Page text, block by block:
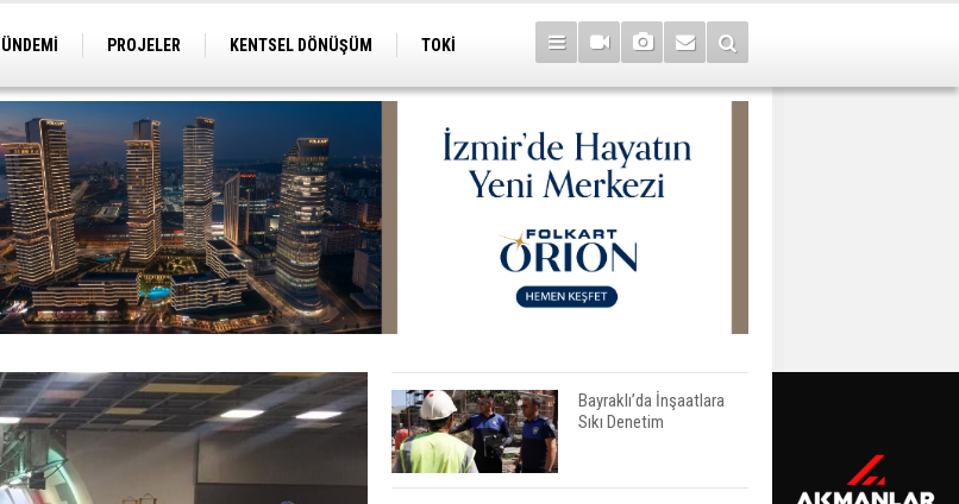
PROJELER KENTSEL DÖNÜŞÜM
TOKİ
Bayraklı’da İnşaatlara
Sıkı Denetim